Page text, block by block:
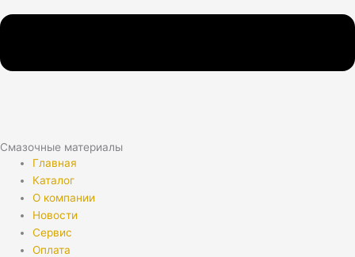
Смазочные материалы
Главная
Каталог
О компании
Новости
Сервис
Оплата